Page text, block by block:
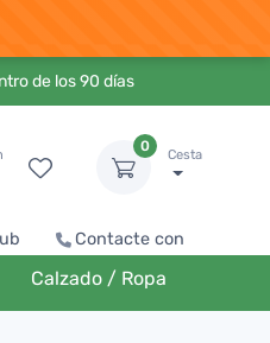
de los 90 días
0
Cesta
Contacte con
Calzado / Ropa